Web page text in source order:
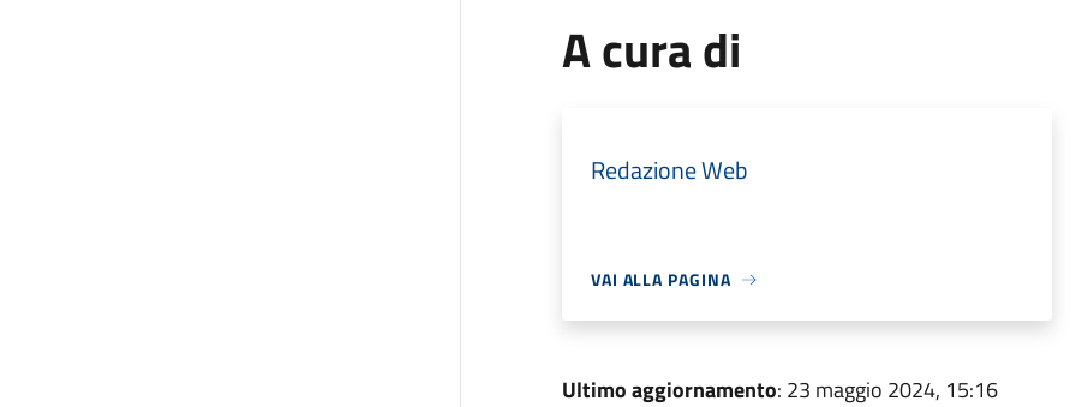
A cura di
Redazione Web
VAI ALLA PAGINA
Ultimo aggiornamento: 23 maggio 2024, 15:16